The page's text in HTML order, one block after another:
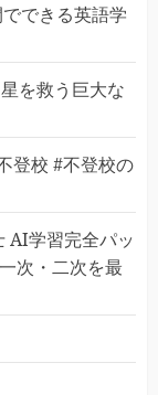
できる英語学
を救う巨大な
登校 #不登校の
AI学習完全パッ
次・二次を最